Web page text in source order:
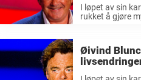
I løpet av sin
rukket å gjøre
Øivind